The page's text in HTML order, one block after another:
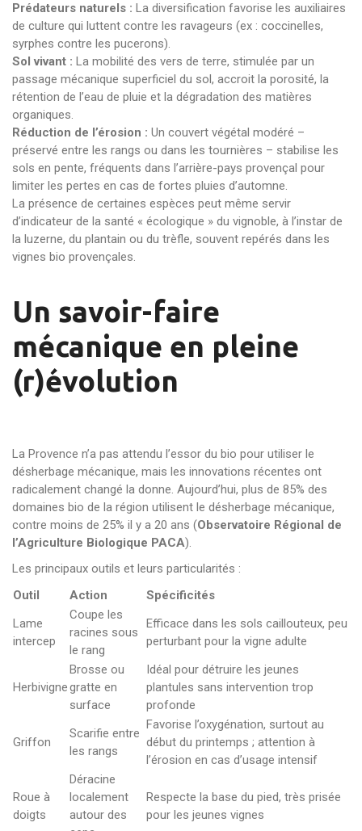
Prédateurs naturels : La diversification favorise les auxiliaires
de culture qui luttent contre les ravageurs (ex : coccinelles,
syrphes contre les pucerons).
Sol vivant : La mobilité des vers de terre, stimulée par un
passage mécanique superficiel du sol, accroit la porosité, la
rétention de l’eau de pluie et la dégradation des matières
organiques.
Réduction de l’érosion : Un couvert végétal modéré –
préservé entre les rangs ou dans les tournières – stabilise les
sols en pente, fréquents dans l’arrière-pays provençal pour
limiter les pertes en cas de fortes pluies d’automne.
La présence de certaines espèces peut même servir
d’indicateur de la santé « écologique » du vignoble, à l’instar de
la luzerne, du plantain ou du trèfle, souvent repérés dans les
vignes bio provençales.
Un savoir-faire
mécanique en pleine
(r)évolution
La Provence n’a pas attendu l’essor du bio pour utiliser le
désherbage mécanique, mais les innovations récentes ont
radicalement changé la donne. Aujourd’hui, plus de 85% des
domaines bio de la région utilisent le désherbage mécanique,
contre moins de 25% il y a 20 ans (Observatoire Régional de
l’Agriculture Biologique PACA).
Les principaux outils et leurs particularités :
Outil
Action
Spécificités
Lame
intercep
Coupe les
racines sous
le rang
Efficace dans les sols caillouteux, peu
perturbant pour la vigne adulte
Herbivigne
Brosse ou
gratte en
surface
Idéal pour détruire les jeunes
plantules sans intervention trop
profonde
Griffon
Scarifie entre
les rangs
Favorise l’oxygénation, surtout au
début du printemps ; attention à
l’érosion en cas d’usage intensif
Roue à
doigts
Déracine
localement
autour des
Respecte la base du pied, très prisée
pour les jeunes vignes